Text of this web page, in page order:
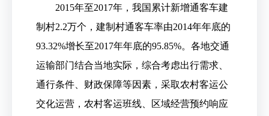
2015年至2017年，我国累计新增通客车建
制村2.2万个，建制村通客车率由2014年年底的
93.32%增长至2017年年底的95.85%。各地交通
运输部门结合当地实际，综合考虑出行需求、
通行条件、财政保障等因素，采取农村客运公
交化运营，农村客运班线、区域经营预约响应